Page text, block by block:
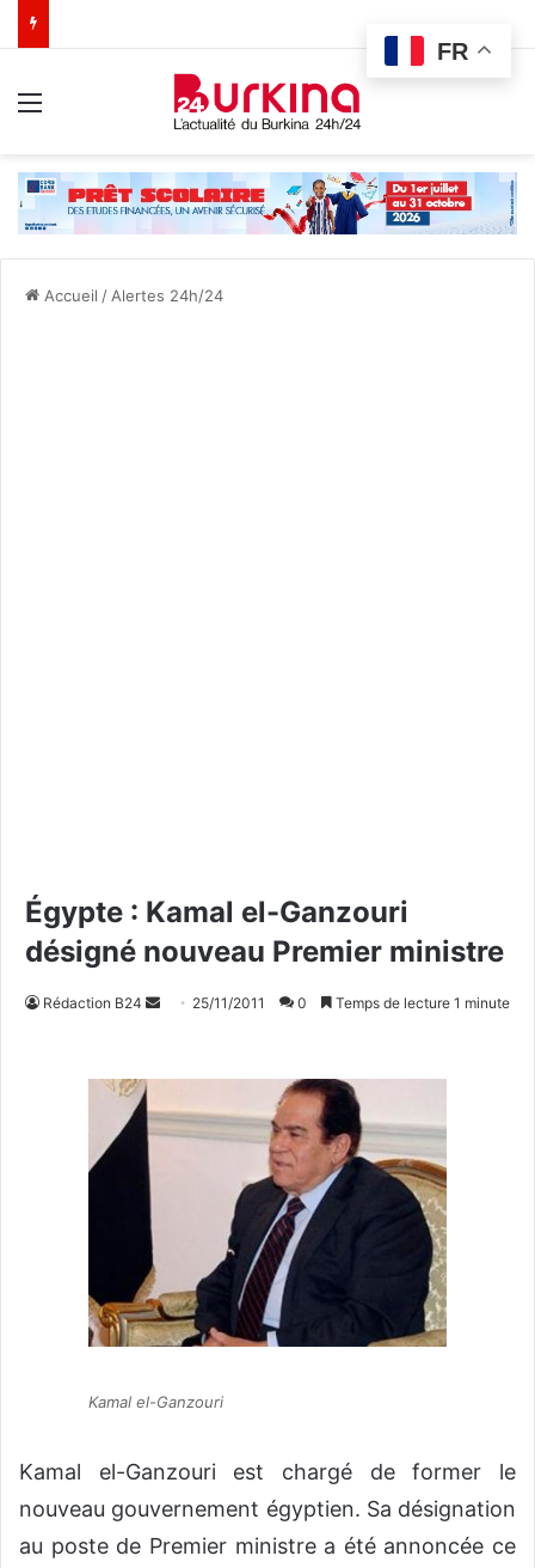
Accueil / Alertes 24h/24
Égypte : Kamal el-Ganzouri
désigné nouveau Premier ministre
Rédaction B24
y
o
u
r
i
25/11/2011 0 Temps de lecture 1 minute
Kamal el-Ganzouri
Kamal el-Ganzouri est chargé de former le
nouveau gouvernement égyptien. Sa désignation
au poste de Premier ministre a été annoncée ce
FR